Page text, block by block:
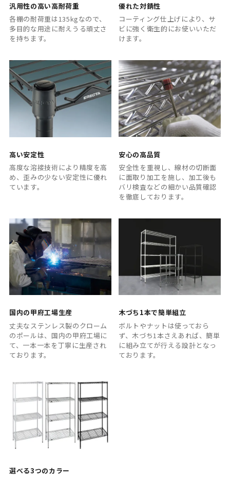
汎用性の高い高耐荷重
各棚の耐荷重は135kgなので、
多目的な用途に耐えうる頑丈さ
を持ちます。
優れた対錆性
コーティング仕上げにより、サ
ビに強く衛生的にお使いいただ
けます。
高い安定性
高度な溶接技術により精度を高
め、歪みの少ない安定性に優れ
ています。
安心の高品質
安全性を重視し、線材の切断面
に面取り加工を施し、加工後も
バリ検査などの細かい品質確認
を徹底しております。
国内の甲府工場生産
丈夫なステンレス製のクローム
のポールは、国内の甲府工場に
て、一本一本を丁寧に生産され
ております。
木づち1本で簡単組立
ボルトやナットは使っておら
ず、木づち1本さえあれば、簡単
に組み立てが行える設計となっ
ております。
選べる3つのカラー